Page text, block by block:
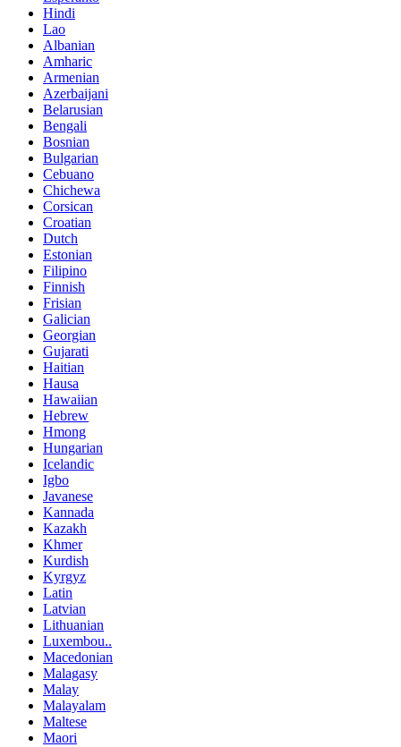
Hindi
Lao
Albanian
Amharic
Armenian
Azerbaijani
Belarusian
Bengali
Bosnian
Bulgarian
Cebuano
Chichewa
Corsican
Croatian
Dutch
Estonian
Filipino
Finnish
Frisian
Galician
Georgian
Gujarati
Haitian
Hausa
Hawaiian
Hebrew
Hmong
Hungarian
Icelandic
Igbo
Javanese
Kannada
Kazakh
Khmer
Kurdish
Kyrgyz
Latin
Latvian
Lithuanian
Luxembou..
Macedonian
Malagasy
Malay
Malayalam
Maltese
Maori